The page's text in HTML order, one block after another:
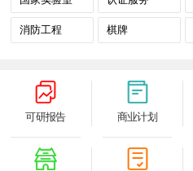
消防工程 棋牌
可研报告 商业计划